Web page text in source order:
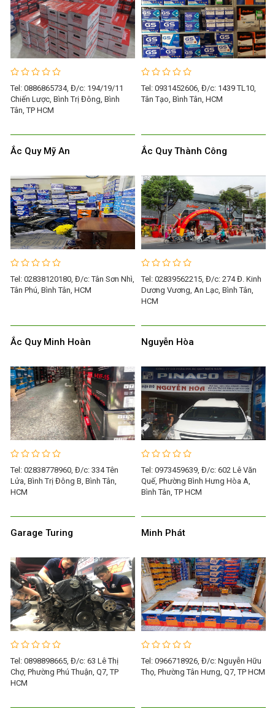
Tel: 0886865734, Đ/c: 194/19/11
Chiến Lược, Bình Trị Đông, Bình
Tân, TP HCM
Tel: 0931452606, Đ/c: 1439 TL10,
Tân Tạo, Bình Tân, HCM
Ắc Quy Mỹ An
Tel: 02838120180, Đ/c: Tân Sơn Nhì,
Tân Phú, Bình Tân, HCM
Ắc Quy Thành Công
Tel: 02839562215, Đ/c: 274 Đ. Kinh
Dương Vương, An Lạc, Bình Tân,
HCM
Ắc Quy Minh Hoàn
Tel: 02838778960, Đ/c: 334 Tên
Lửa, Bình Trị Đông B, Bình Tân,
HCM
Nguyễn Hòa
Tel: 0973459639, Đ/c: 602 Lê Văn
Quế, Phường Bình Hưng Hòa A,
Bình Tân, TP HCM
Garage Turing
Tel: 0898898665, Đ/c: 63 Lê Thị
Chợ, Phường Phú Thuận, Q7, TP
HCM
Minh Phát
Tel: 0966718926, Đ/c: Nguyễn Hữu
Thọ, Phường Tân Hưng, Q7, TP HCM